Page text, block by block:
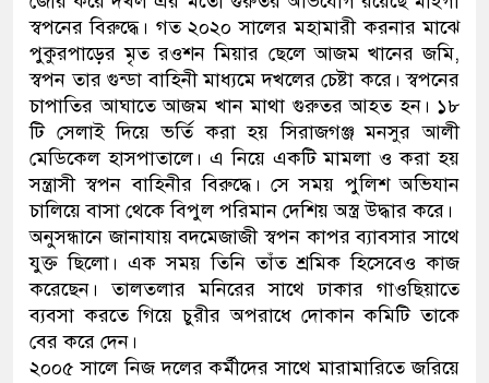
স্বপনের বিরুদ্ধে। গত ২০২০ সালের মহামারী করনার মাঝে
পুকুরপাড়ের মৃত রওশন মিয়ার ছেলে আজম খানের জমি,
স্বপন তার গুন্ডা বাহিনী মাধ্যমে দখলের চেষ্টা করে। স্বপনের
চাপাতির আঘাতে আজম খান মাথা গুরুতর আহত হন। ১৮
টি সেলাই দিয়ে ভর্তি করা হয় সিরাজগঞ্জ মনসুর আলী
মেডিকেল হাসপাতালে। এ নিয়ে একটি মামলা ও করা হয়
সন্ত্রাসী স্বপন বাহিনীর বিরুদ্ধে। সে সময় পুলিশ অভিযান
চালিয়ে বাসা থেকে বিপুল পরিমান দেশিয় অস্ত্র উদ্ধার করে।
অনুসন্ধানে জানাযায় বদমেজাজী স্বপন কাপর ব্যাবসার সাথে
যুক্ত ছিলো। এক সময় তিনি তাঁত শ্রমিক হিসেবেও কাজ
করেছেন। তালতলার মনিরের সাথে ঢাকার গাওছিয়াতে
ব্যবসা করতে গিয়ে চুরীর অপরাধে দোকান কমিটি তাকে
বের করে দেন।
২০০৫ সালে নিজ দলের কর্মীদের সাথে মারামারিতে জরিয়ে